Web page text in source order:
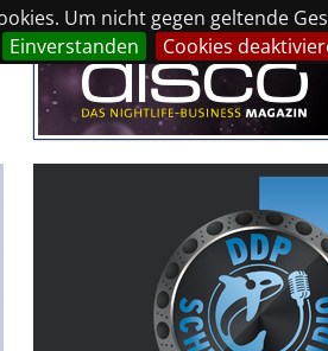
Um nicht gegen geltende
Einverstanden
Cookies